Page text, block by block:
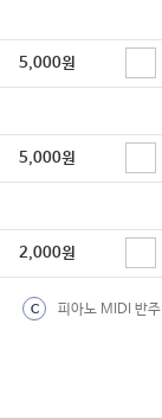
5,000원
5,000원
2,000원
C 피아노 MIDI 반주